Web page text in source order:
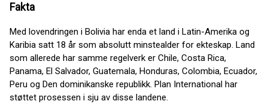
Fakta
Med lovendringen i Bolivia har enda et land i Latin-Amerika og
Karibia satt 18 år som absolutt minstealder for ekteskap. Land
som allerede har samme regelverk er Chile, Costa Rica,
Panama, El Salvador, Guatemala, Honduras, Colombia, Ecuador,
Peru og Den dominikanske republikk. Plan International har
støttet prosessen i sju av disse landene.